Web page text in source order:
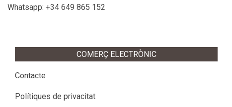
Whatsapp: +34 649 865 152
COMERÇ ELECTRÒNIC
Contacte
Polítiques de privacitat